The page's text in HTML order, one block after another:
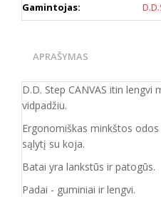
Gamintojas:
APRAŠYMAS
D.D. Step CANVAS itin lengvi
vidpadžiu.
Ergonomiškas minkštos
sąlytį su koja.
Batai yra lankstūs ir patogūs.
Padai - guminiai ir lengvi.